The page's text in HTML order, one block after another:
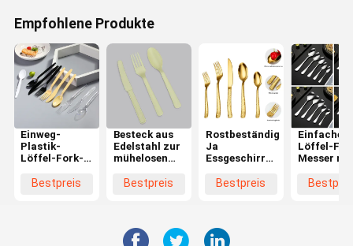
Empfohlene Produkte
Einweg-
Plastik-
Löffel-Fork-
individuellem
Bestpreis
Besteck aus
Edelstahl zur
mühelosen
Bestpreis
Rostbeständig
Ja
Essgeschirr
Haltbarkeit
Bestpreis
Einfaches
Löffel-
Messer mit